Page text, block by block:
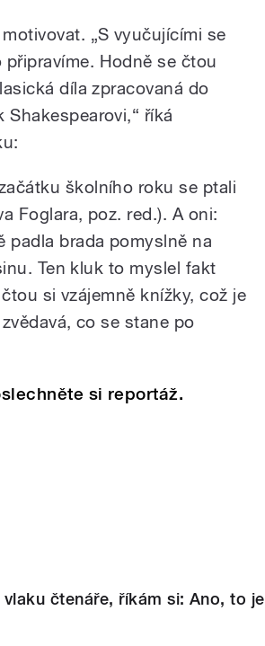
„S vyučujícími se
Hodně se čtou
díla zpracovaná do
říká
školního roku se ptali
Foglara, poz. red.). A oni:
padla brada pomyslně na
Ten kluk to myslel fakt
si vzájemně knížky, což je
co se stane po
si reportáž.
čtenáře, říkám si: Ano, to je